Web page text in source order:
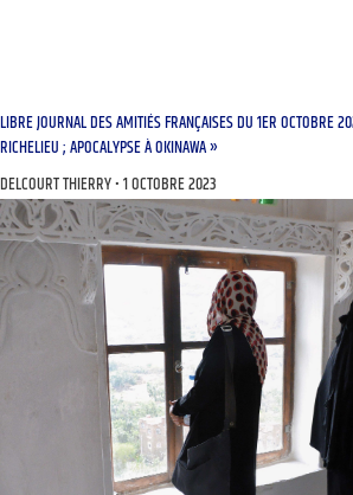
LIBRE JOURNAL DES AMITIÉS FRANÇAISES DU 1ER OCTOBRE
RICHELIEU ; APOCALYPSE À OKINAWA »
DELCOURT THIERRY 1 OCTOBRE 2023